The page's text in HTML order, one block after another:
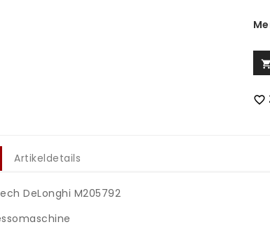


Artikeldetails
DeLonghi M205792